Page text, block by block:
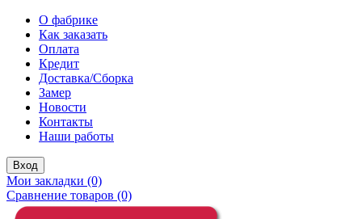
О фабрике
Как заказать
Оплата
Кредит
Доставка/Сборка
Замер
Новости
Контакты
Наши работы
Вход
Мои закладки (0)
Сравнение товаров (0)